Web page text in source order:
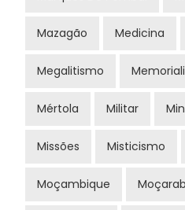
Mazagão Medicina
Megalitismo
Mértola Militar
Missões Misticismo
Moçambique